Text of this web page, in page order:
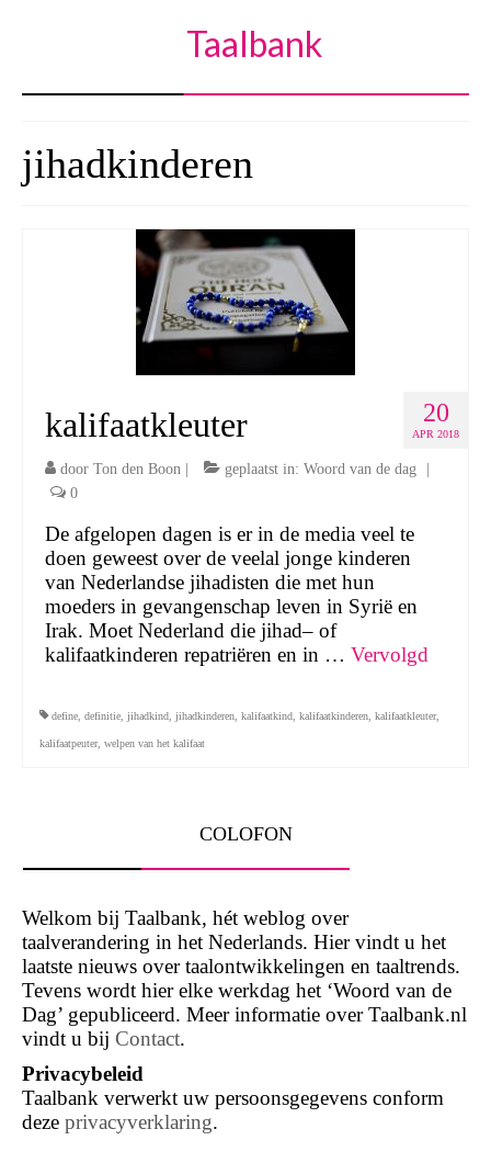
Taalbank
jihadkinderen
20
APR 2018
kalifaatkleuter
door Ton den Boon geplaatst in: Woord van de dag
0
De afgelopen dagen is er in de media veel te
doen geweest over de veelal jonge kinderen
van Nederlandse jihadisten die met hun
moeders in gevangenschap leven in Syrië en
Irak. Moet Nederland die jihad– of
kalifaatkinderen repatriëren en in … Vervolgd
define definitie jihadkind jihadkinderen kalifaatkind kalifaatkinderen kalifaatkleuter,
kalifaatpeuter, welpen van het kalifaat
COLOFON
Welkom bij Taalbank, hét weblog over
taalverandering in het Nederlands. Hier vindt u het
laatste nieuws over taalontwikkelingen en taaltrends.
Tevens wordt hier elke werkdag het ‘Woord van de
Dag’ gepubliceerd. Meer informatie over Taalbank.nl
vindt u bij Contact.
Privacybeleid
Taalbank verwerkt uw persoonsgegevens conform
deze privacyverklaring.